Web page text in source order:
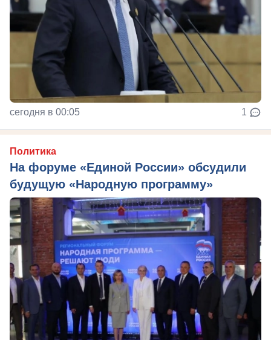
сегодня в 00:05 1
Политика
На форуме «Единой России» обсудили
будущую «Народную программу»